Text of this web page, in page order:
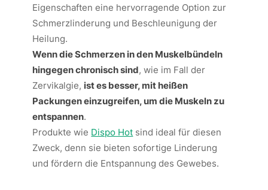
Eigenschaften eine hervorragende Option zur
Schmerzlinderung und Beschleunigung der
Heilung.
Wenn die Schmerzen in den Muskelbündeln
hingegen chronisch sind, wie im Fall der
Zervikalgie, ist es besser, mit heißen
Packungen einzugreifen, um die Muskeln zu
entspannen.
Produkte wie Dispo Hot sind ideal für diesen
Zweck, denn sie bieten sofortige Linderung
und fördern die Entspannung des Gewebes.